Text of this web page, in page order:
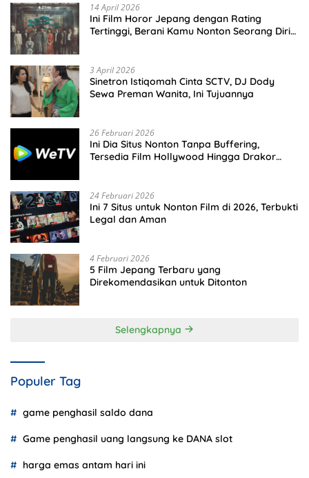
14 April 2026
Ini Film Horor Jepang dengan Rating
Tertinggi, Berani Kamu Nonton Seorang Diri
3 April 2026
Sinetron Istiqomah Cinta SCTV, DJ Dody
Sewa Preman Wanita, Ini Tujuannya
26 Februari 2026
Ini Dia Situs Nonton Tanpa Buffering,
Tersedia Film Hollywood Hingga Drakor
24 Februari 2026
Ini 7 Situs untuk Nonton Film di 2026, Terbukti
Legal dan Aman
4 Februari 2026
5 Film Jepang Terbaru yang
Direkomendasikan untuk Ditonton
Selengkapnya
Populer Tag
game penghasil saldo dana
Game penghasil uang langsung ke DANA slot
harga emas antam hari ini